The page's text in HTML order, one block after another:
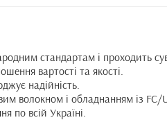
стандартам і проходить
вартості та якості.
надійність.
волокном і обладнанням із FC/
по всій Україні.